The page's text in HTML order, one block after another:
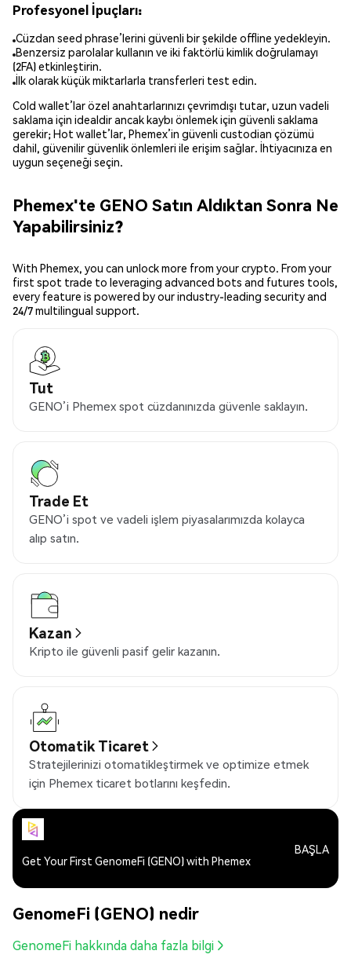
Profesyonel İpuçları:
Cüzdan seed phrase’lerini güvenli bir şekilde offline yedekleyin.
Benzersiz parolalar kullanın ve iki faktörlü kimlik doğrulamayı
(2FA) etkinleştirin.
İlk olarak küçük miktarlarla transferleri test edin.
Cold wallet’lar özel anahtarlarınızı çevrimdışı tutar, uzun vadeli
saklama için idealdir ancak kaybı önlemek için güvenli saklama
gerekir; Hot wallet’lar, Phemex’in güvenli custodian çözümü
dahil, güvenilir güvenlik önlemleri ile erişim sağlar. İhtiyacınıza en
uygun seçeneği seçin.
Phemex'te GENO Satın Aldıktan Sonra Ne
Yapabilirsiniz?
With Phemex, you can unlock more from your crypto. From your
first spot trade to leveraging advanced bots and futures tools,
every feature is powered by our industry-leading security and
24/7 multilingual support.
Tut
GENO’i Phemex spot cüzdanınızda güvenle saklayın.
Trade Et
GENO’i spot ve vadeli işlem piyasalarımızda kolayca
alıp satın.
Kazan
Kripto ile güvenli pasif gelir kazanın.
Otomatik Ticaret
Stratejilerinizi otomatikleştirmek ve optimize etmek
için Phemex ticaret botlarını keşfedin.
Get Your First GenomeFi (GENO) with Phemex
BAŞLA
GenomeFi (GENO) nedir
GenomeFi hakkında daha fazla bilgi